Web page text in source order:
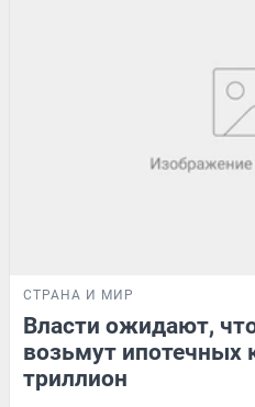
СТРАНА И МИР
Власти ожидают,
возьмут ипотечных
триллион